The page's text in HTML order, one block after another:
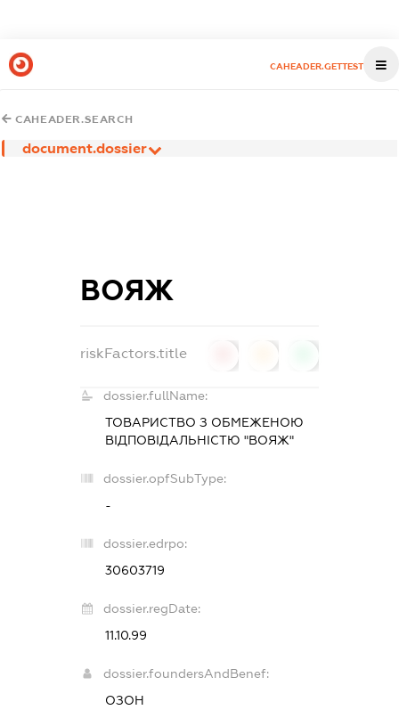
CAHEADER.GETTEST
CAHEADER.SEARCH
document.dossier
ВОЯЖ
riskFactors.title
dossier.fullName:
ТОВАРИСТВО З ОБМЕЖЕНОЮ
ВІДПОВІДАЛЬНІСТЮ "ВОЯЖ"
dossier.opfSubType:
-
dossier.edrpo:
30603719
dossier.regDate:
11.10.99
dossier.foundersAndBenef:
ОЗОН